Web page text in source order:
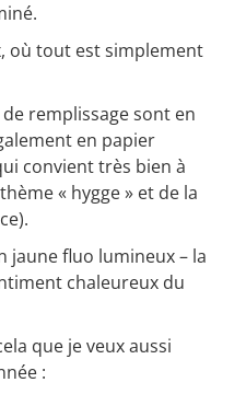
où tout est simplement
remplissage sont en
en papier
convient très bien à
« hygge » et de la
jaune fluo lumineux – la
chaleureux du
que je veux aussi
: